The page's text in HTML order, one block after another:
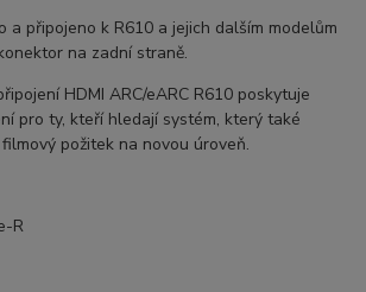
a připojeno k R610 a jejich dalším modelům
na zadní straně.
HDMI ARC/eARC R610 poskytuje
pro ty, kteří hledají systém, který také
požitek na novou úroveň.